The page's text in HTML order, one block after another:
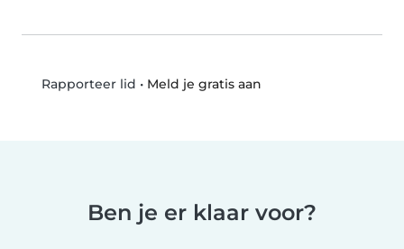
Rapporteer lid • Meld je gratis aan
Ben je er klaar voor?